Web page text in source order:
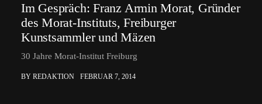
Im Gespräch: Franz Armin Morat, Gründer
des Morat-Instituts, Freiburger
Kunstsammler und Mäzen
30 Jahre Morat-Institut Freiburg
BY REDAKTION FEBRUAR 7, 2014